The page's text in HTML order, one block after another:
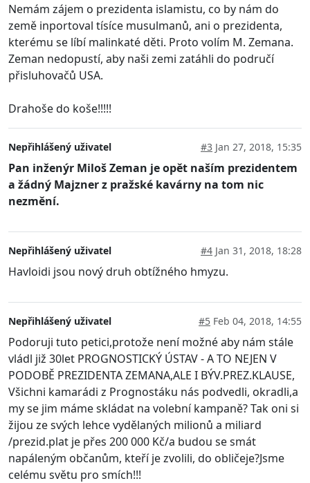
Nemám zájem o prezidenta islamistu, co by nám do
země inportoval tísíce musulmanů, ani o prezidenta,
kterému se líbí malinkaté děti. Proto volím M. Zemana.
Zeman nedopustí, aby naši zemi zatáhli do područí
přisluhovačů USA.
Drahoše do koše!!!!!
Nepřihlášený uživatel #3 Jan 27, 2018, 15:35
Pan inženýr Miloš Zeman je opět naším prezidentem
a žádný Majzner z pražské kavárny na tom nic
nezmění.
Nepřihlášený uživatel #4 Jan 31, 2018, 18:28
Havloidi jsou nový druh obtížného hmyzu.
Nepřihlášený uživatel #5 Feb 04, 2018, 14:55
Podoruji tuto petici,protože není možné aby nám stále
vládl již 30let PROGNOSTICKÝ ÚSTAV - A TO NEJEN V
PODOBĚ PREZIDENTA ZEMANA,ALE I BÝV.PREZ.KLAUSE,
Všichni kamarádi z Prognostáku nás podvedli, okradli,a
my se jim máme skládat na volební kampaně? Tak oni si
žijou ze svých lehce vydělaných milionů a miliard
/prezid.plat je přes 200 000 Kč/a budou se smát
napáleným občanům, kteří je zvolili, do obličeje?Jsme
celému světu pro smích!!!